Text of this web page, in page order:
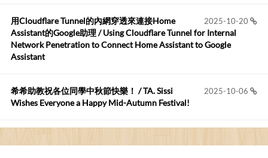
2026-05-15
Robertmycs:
這篇WinXP公用電腦安裝與優化的步驟超...
您好,首先肯定感謝您造福許多莘莘學子。有...
2025-10-20
用Cloudflare Tunnel的內網穿透來連接Home
Assistant的Google助理 / Using Cloudflare Tunnel for Internal
Network Penetration to Connect Home Assistant to Google
Assistant
2025-10-06
希希助教祝各位同學中秋節快樂！ / TA. Sissi
Wishes Everyone a Happy Mid-Autumn Festival!
看電腦覺得疲憊嗎？比起螢幕，你更應該注意炫光
的問題 / Are You Tired of Looking at the Computer? Pay More